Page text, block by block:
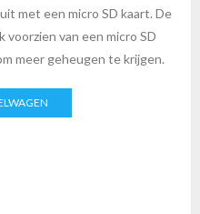
met een micro SD kaart. De
voorzien van een micro SD
meer geheugen te krijgen.